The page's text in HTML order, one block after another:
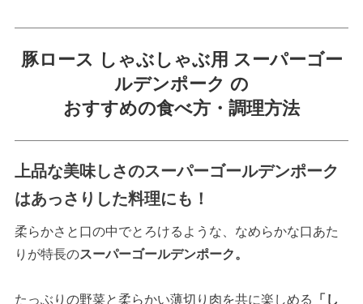
豚ロース しゃぶしゃぶ用 スーパーゴー
ルデンポーク の
おすすめの食べ方・調理方法
上品な美味しさのスーパーゴールデンポーク
はあっさりした料理にも！
柔らかさと口の中でとろけるような、なめらかな口あた
りが特長のスーパーゴールデンポーク。
たっぶりの野菜と柔らかい薄切り肉を共に楽しめる
「し